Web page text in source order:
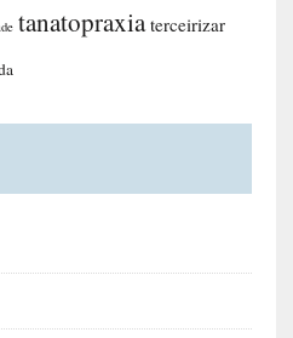
tanatopraxia terceirizar